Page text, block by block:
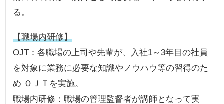
る。
【職場内研修】
OJT：各職場の上司や先輩が、入社1～3年目の社員
を対象に業務に必要な知識やノウハウ等の習得のた
め ＯＪＴを実施。
職場内研修：職場の管理監督者が講師となって実